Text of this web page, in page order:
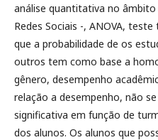
análise quantitativa no
Redes Sociais -, ANOVA,
que a probabilidade de os
outros tem como base a
gênero, desempenho
relação a desempenho, não
significativa em função de
dos alunos. Os alunos que